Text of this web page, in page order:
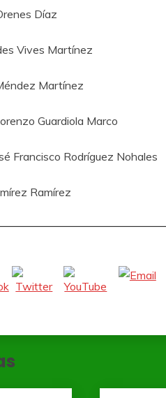
Díaz
Vives Martínez
Martínez
Guardiola Marco
Francisco Rodríguez Nohales
Ramírez